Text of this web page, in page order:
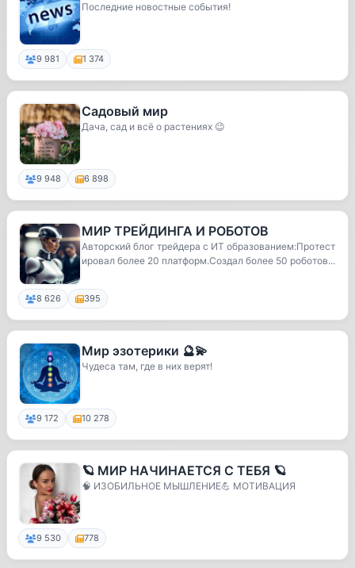
Последние новостные события!
9 981 1 374
Садовый мир
Дача, сад и всё о растениях 😉
9 948 6 898
МИР ТРЕЙДИНГА И РОБОТОВ
Авторский блог трейдера с ИТ образованием:Протест
ировал более 20 платформ.Создал более 50 роботов...
8 626 395
Мир эзотерики 🔮💫
Чудеса там, где в них верят!
9 172 10 278
🪐 МИР НАЧИНАЕТСЯ С ТЕБЯ 🪐
🧠 ИЗОБИЛЬНОЕ МЫШЛЕНИЕ💪 МОТИВАЦИЯ
9 530 778